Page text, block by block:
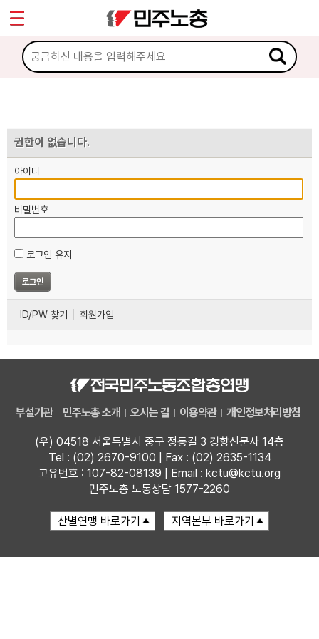
권한이 없습니다.
아이디
비밀번호
로그인 유지
ID/PW 찾기 회원가입
부설기관 민주노총 소개 오시는 길 이용약관 개인정보처리방침
(우) 04518 서울특별시 중구 정동길 3 경향신문사 14층
Tel : (02) 2670-9100 | Fax : (02) 2635-1134
고유번호 : 107-82-08139 | Email : kctu@kctu.org
민주노총 노동상담 1577-2260
마이페이지
소개
노동상담
자료
부설기관
업무